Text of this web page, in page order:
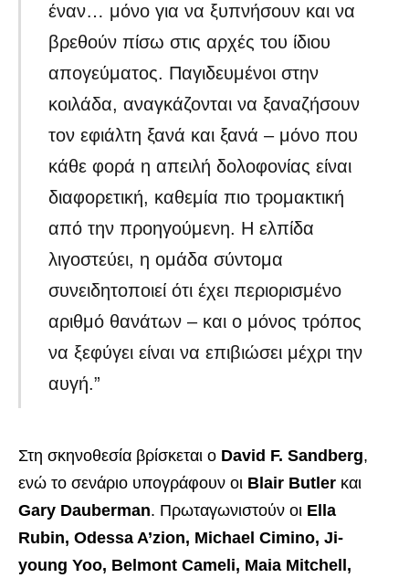
έναν… μόνο για να ξυπνήσουν και να
βρεθούν πίσω στις αρχές του ίδιου
απογεύματος. Παγιδευμένοι στην
κοιλάδα, αναγκάζονται να ξαναζήσουν
τον εφιάλτη ξανά και ξανά – μόνο που
κάθε φορά η απειλή δολοφονίας είναι
διαφορετική, καθεμία πιο τρομακτική
από την προηγούμενη. Η ελπίδα
λιγοστεύει, η ομάδα σύντομα
συνειδητοποιεί ότι έχει περιορισμένο
αριθμό θανάτων – και ο μόνος τρόπος
να ξεφύγει είναι να επιβιώσει μέχρι την
αυγή.”
Στη σκηνοθεσία βρίσκεται ο David F. Sandberg,
ενώ το σενάριο υπογράφουν οι Blair Butler και
Gary Dauberman. Πρωταγωνιστούν οι Ella
Rubin, Odessa A’zion, Michael Cimino, Ji-
young Yoo, Belmont Cameli, Maia Mitchell,